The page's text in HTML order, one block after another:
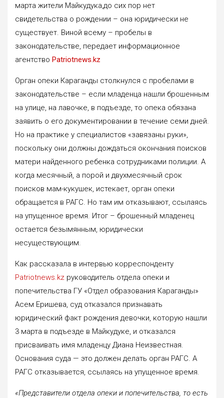
марта жители Майкудука,до сих пор нет
свидетельства о рождении – она юридически не
существует. Виной всему – пробелы в
законодательстве, передает информационное
агентство Patriotnews.kz
Орган опеки Караганды столкнулся с пробелами в
законодательстве – если младенца нашли брошенным
на улице, на лавочке, в подъезде, то опека обязана
заявить о его документировании в течение семи дней.
Но на практике у специалистов «завязаны руки»,
поскольку они должны дождаться окончания поисков
матери найденного ребенка сотрудниками полиции. А
когда месячный, а порой и двухмесячный срок
поисков мам-кукушек, истекает, орган опеки
обращается в РАГС. Но там им отказывают, ссылаясь
на упущенное время. Итог – брошенный младенец
остается безымянным, юридически
несуществующим.
Как рассказала в интервью корреспонденту
Patriotnews.kz руководитель отдела опеки и
попечительства ГУ «Отдел образования Караганды»
Асем Еришева, суд отказался признавать
юридический факт рождения девочки, которую нашли
3 марта в подъезде в Майкудуке, и отказался
присваивать имя младенцу Диана Неизвестная.
Основания суда — это должен делать орган РАГС. А
РАГС отказывается, ссылаясь на упущенное время.
«Представители отдела опеки и попечительства, то есть